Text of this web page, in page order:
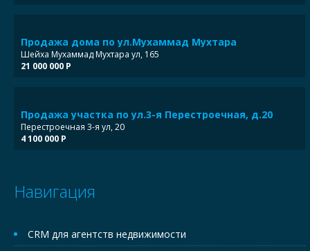
Продажа дома по ул.Мухаммад Мухтара
Шейха Мухаммад Мухтара ул, 165
21 000 000 Р
Продажа участка по ул.3-я Перестроечная, д.20
Перестроечная 3-я ул, 20
4 100 000 Р
Навигация
CRM для агентств недвижимости